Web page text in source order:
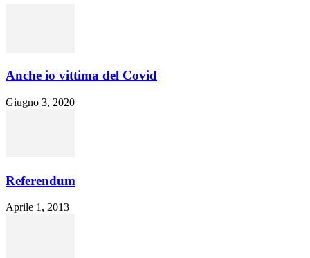
Anche io vittima del Covid
Giugno 3, 2020
Referendum
Aprile 1, 2013